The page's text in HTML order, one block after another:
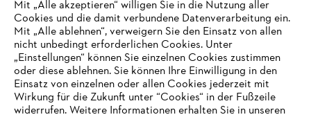
AUSZEICHNUNGEN
Mit „Alle akzeptieren“ willigen Sie in die Nutzung aller
Cookies und die damit verbundene Datenverarbeitung ein.
Mit „Alle ablehnen“, verweigern Sie den Einsatz von allen
nicht unbedingt erforderlichen Cookies. Unter
„Einstellungen“ können Sie einzelnen Cookies zustimmen
oder diese ablehnen. Sie können Ihre Einwilligung in den
Einsatz von einzelnen oder allen Cookies jederzeit mit
Wirkung für die Zukunft unter “Cookies“ in der Fußzeile
widerrufen. Weitere Informationen erhalten Sie in unseren